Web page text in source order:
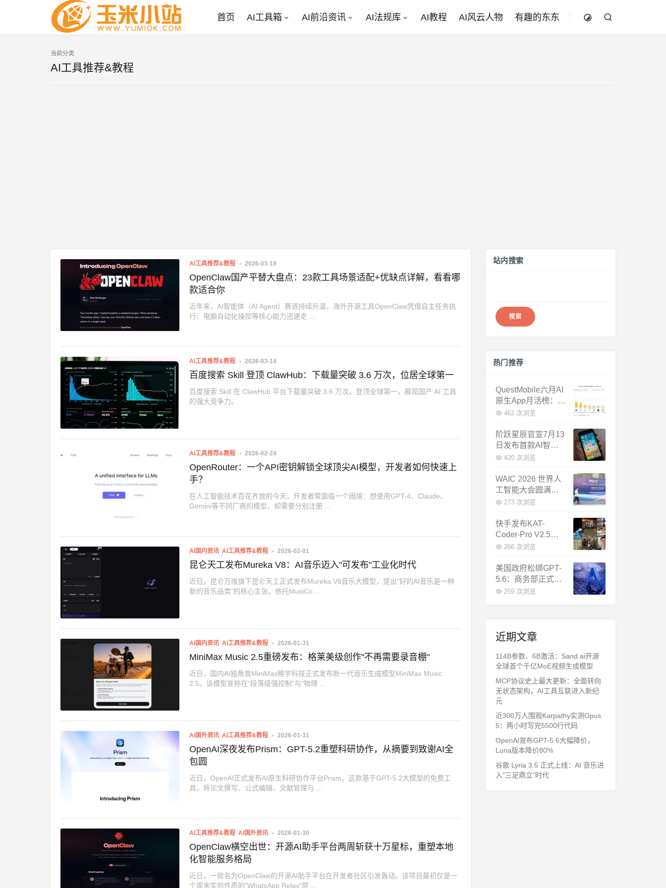
首页 AI工具箱 AI前沿资讯 AI法规库 AI教程 AI风云人物 有趣的东东
当前分类
AI工具推荐&教程
AI工具推荐&教程 2026-03-19
OpenClaw国产平替大盘点：23款工具场景适配+优缺点详解，看看哪
款适合你
近年来，AI智能体（AI Agent）赛道持续升温，海外开源工具OpenClaw凭借自主任务执
行、电脑自动化操控等核心能力迅速走 ...
AI工具推荐&教程 2026-03-14
百度搜索 Skill 登顶 ClawHub：下载量突破 3.6 万次，位居全球第一
百度搜索 Skill 在 ClawHub 平台下载量突破 3.6 万次，登顶全球第一，展现国产 AI 工具
的强大竞争力。
AI工具推荐&教程 2026-02-24
OpenRouter：一个API密钥解锁全球顶尖AI模型，开发者如何快速上
手？
在人工智能技术百花齐放的今天，开发者常面临一个困境：想使用GPT-4、Claude、
Gemini等不同厂商的模型，却需要分别注册 ...
AI国内资讯 AI工具推荐&教程 2026-02-01
昆仑天工发布Mureka V8：AI音乐迈入"可发布"工业化时代
近日，昆仑万维旗下昆仑天工正式发布Mureka V8音乐大模型，提出"好的AI音乐是一种
新的音乐品类"的核心主张。依托MusiCo ...
AI国内资讯 AI工具推荐&教程 2026-01-31
MiniMax Music 2.5重磅发布：格莱美级创作"不再需要录音棚"
近日，国内AI独角兽MiniMax稀宇科技正式发布新一代音乐生成模型MiniMax Music
2.5。该模型宣称在"段落级强控制"与"物理 ...
AI国外资讯 AI工具推荐&教程 2026-01-31
OpenAI深夜发布Prism：GPT-5.2重塑科研协作，从摘要到致谢AI全
包圆
近日，OpenAI正式发布AI原生科研协作平台Prism，这款基于GPT-5.2大模型的免费工
具，将论文撰写、公式编辑、文献管理与 ...
AI工具推荐&教程 AI国外资讯 2026-01-30
OpenClaw横空出世：开源AI助手平台两周斩获十万星标，重塑本地
化智能服务格局
近日，一款名为OpenClaw的开源AI助手平台在开发者社区引发轰动。该项目最初仅是一
个周末实验性质的"WhatsApp Relay"原 ...
站内搜索
热门推荐
QuestMobile六月AI
原生App月活榜：豆
包3.8亿断层第一，
倍
462 次浏览
阶跃星辰官宣7月13
日发布首款AI智能
体终端：大模型公
420 次浏览
WAIC 2026 世界人
工智能大会圆满闭
幕：多项重磅成果
球AI合作新中心
273 次浏览
快手发布KAT-
Coder-Pro V2.5：
首个能端到端跑通
编程模型
266 次浏览
美国政府松绑GPT-
5.6：商务部正式放
行，OpenAI本周全
259 次浏览
近期文章
114B参数、6B激活：Sand.ai开源
全球首个千亿MoE视频生成模型
MCP协议史上最大更新：全面转向
无状态架构，AI工具互联进入新纪
元
近300万人围观Karpathy实测Opus
5：两小时写完5500行代码
OpenAI宣布GPT-5.6大幅降价，
Luna版本降价80%
谷歌 Lyria 3.5 正式上线：AI 音乐进
入"三足鼎立"时代